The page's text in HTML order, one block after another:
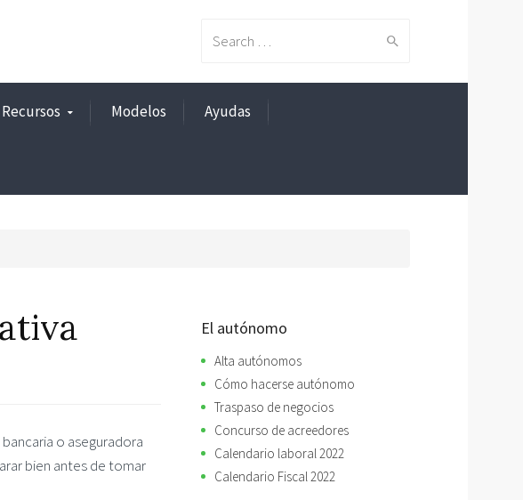
for:
Recursos Modelos Ayudas
o aseguradora
bien antes de tomar
El autónomo
Alta autónomos
Cómo hacerse autónomo
Traspaso de negocios
Concurso de acreedores
Calendario laboral 2022
Calendario Fiscal 2022